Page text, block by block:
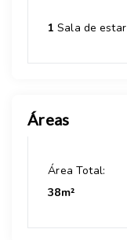
1 Sala de estar
Áreas
Área Total:
38m²